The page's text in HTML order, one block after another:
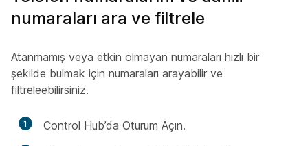
numaraları ara ve filtrele
Atanmamış veya etkin olmayan numaraları hızlı bir
şekilde bulmak için numaraları arayabilir ve
filtreleebilirsiniz.
1 Control Hub’da Oturum Açın.